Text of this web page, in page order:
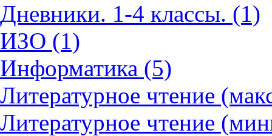
Дневники. 1-4 классы. (1)
ИЗО (1)
Информатика (5)
Литературное чтение
Литературное чтение